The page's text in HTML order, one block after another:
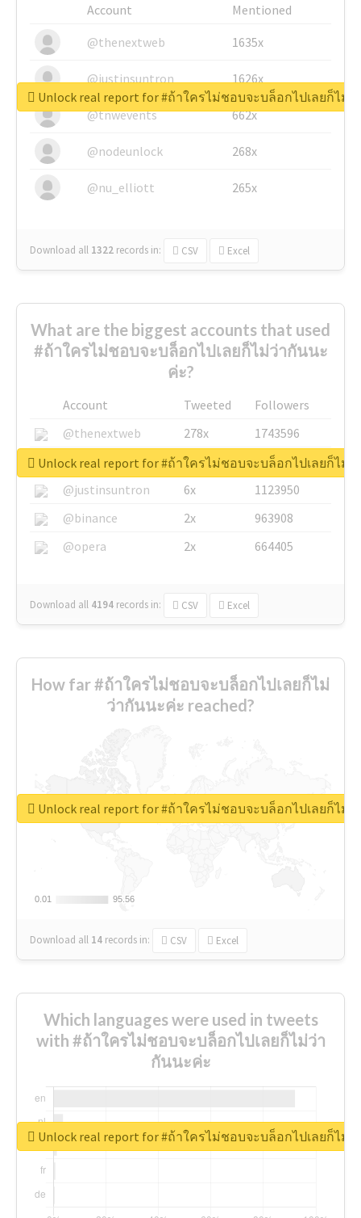
Account
Mentioned
@thenextweb
1635x
@justinsuntron 1626x
@tnwevents 662x
@nodeunlock 268x
@nu_elliott 265x
Download all 1322 records in: CSV Excel
Unlock real report for #ถ้าใครไม่ชอบจะบล็อกไปเลยก็ไม่
What are the biggest accounts that used
#ถ้าใครไม่ชอบจะบล็อกไปเลยก็ไม่ว่ากันนะ
ค่ะ?
Account Tweeted
Followers
@thenextweb
278x
1743596
@GuyKawasaki
8x
1440448
@justinsuntron
6x
1123950
@binance
2x
963908
@opera
2x 664405
Download all 4194 records in: CSV Excel
Unlock real report for #ถ้าใครไม่ชอบจะบล็อกไปเลยก็ไม่
How far #ถ้าใครไม่ชอบจะบล็อกไปเลยก็ไม่
ว่ากันนะค่ะ reached?
0.01
0.01 95.56
95.56
Download all 14 records in: CSV Excel
Unlock real report for #ถ้าใครไม่ชอบจะบล็อกไปเลยก็ไม่
Which languages were used in tweets
with #ถ้าใครไม่ชอบจะบล็อกไปเลยก็ไม่ว่า
กันนะค่ะ
Unlock real report for #ถ้าใครไม่ชอบจะบล็อกไปเลยก็ไม่